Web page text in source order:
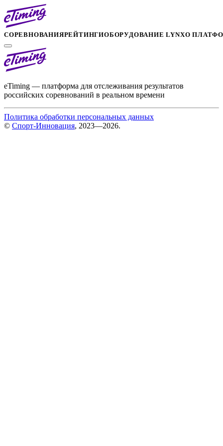
СОРЕВНОВАНИЯРЕЙТИНГИОБОРУДОВАНИЕ LYNXО
eTiming — платформа для отслеживания результатов
российских соревнований в реальном времени
Политика обработки персональных данных
© Спорт-Инновация, 2023—2026.